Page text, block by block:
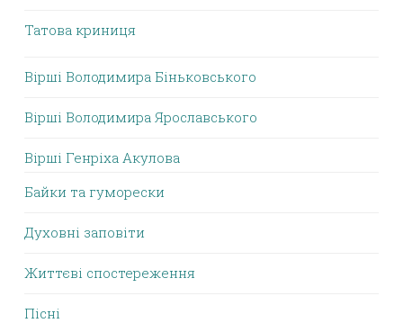
Татова криниця
Вірші Володимира Біньковського
Вірші Володимира Ярославського
Вірші Генріха Акулова
Байки та гуморески
Духовні заповіти
Життєві спостереження
Пісні